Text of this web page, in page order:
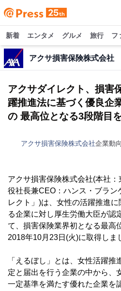
新着 エンタメ グルメ 旅行 フ
アクサ損害保険株式会社
アクサダイレクト、損
躍推進法に基づく優良企
の 最高位となる3段階目
アクサ損害保険株式会社企業動向
アクサ損害保険株式会社(本社
役社長兼CEO：ハンス・ブラン
レクト」)は、女性の活躍推進
る企業に対し厚生労働大臣が認
て、損害保険業界初となる最高
2018年10月23日(火)に取得しま
「えるぼし」とは、女性活躍
定と届出を行う企業の中から、
一定基準を満たす優れた企業を